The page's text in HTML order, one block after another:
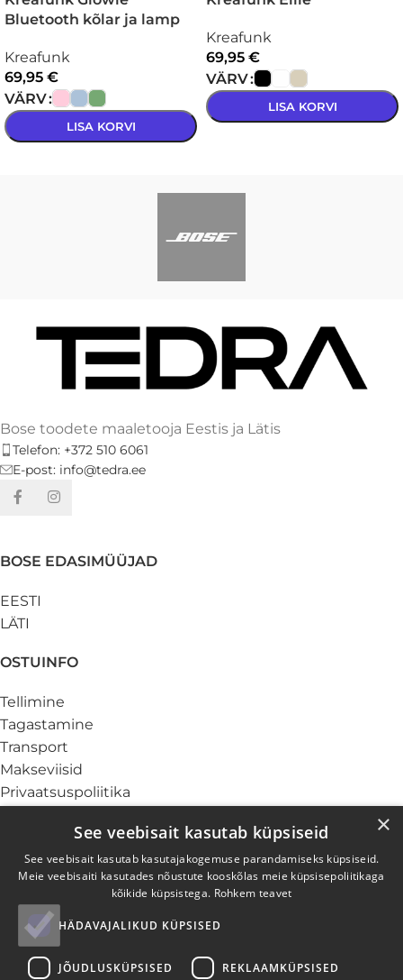
Bluetooth kõlar ja lamp
Kreafunk
69,95 €
VÄRV
LISA KORVI
Kreafunk
69,95 €
VÄRV
LISA KORVI
Bose toodete maaletooja Eestis ja Lätis
Telefon: +372 510 6061
E-post: info@tedra.ee
BOSE EDASIMÜÜJAD
EESTI
LÄTI
OSTUINFO
Tellimine
Tagastamine
Transport
Makseviisid
Privaatsuspoliitika
TEENUSED
Garantii ja hooldus
Elektroonikajäätmed
Paigaldus
×
See veebisait kasutab küpsiseid
See veebisait kasutab kasutajakogemuse parandamiseks küpsiseid.
Meie veebisaiti kasutades nõustute kooskõlas meie küpsisepoliitikaga
kõikide küpsistega. Rohkem teavet
HÄDAVAJALIKUD KÜPSISED
JÕUDLUSKÜPSISED REKLAAMKÜPSISED